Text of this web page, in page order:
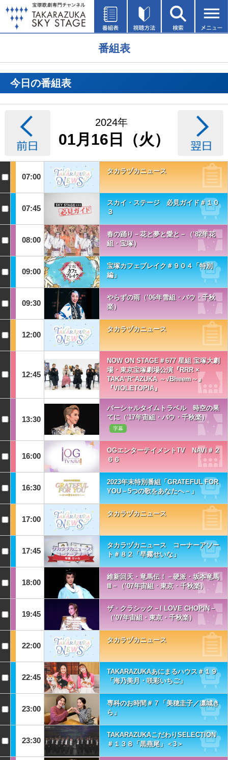
番組表
今日の番組表
2024年
01月16日（火）
07:00
タカラヅカニュース
07:45
スカイ・ステージ 必見ガイド＃１０
３
08:00
春の踊り－花と夢と愛と－（’82年花
組・宝塚）
09:00
宝塚カフェブレイク＃９０４「特別
編」
09:30
やらずの雨（’06年雪組・バウ・千秋
楽）
12:00
タカラヅカニュース
12:45
NOW ON STAGE＃677 星組 宝塚大劇
場・東京宝塚劇場公演『RRR ×
TAKA''R''AZUKA ～√Bheem～』
『VIOLETOPIA』
13:30
パーシャルタイムトラベル 時空の果
てに（'17年宙組・バウ・千秋楽）
字幕
16:00
OGエンターテイメントTV NAVI＃２
６６
16:30
2023年末特別番組「GRATEFUL FOR
YOU－5つの歌をあなたへ－」
17:00
タカラヅカニュース
17:45
タカラヅカニュース コーナーアソー
ト＃８２「早霧せいな」
18:00
維新回天・竜馬伝！－硬派・坂本竜馬
Ⅲ－（’07年宙組・東京・千秋楽）
19:45
ザ・クラシック－I LOVE CHOPIN－
（’07年宙組・東京・千秋楽）
22:00
タカラヅカニュース
22:45
TAKARAZUKAあにまるハウス＃１９
「海乃美月・咲彩いちご」
23:00
専科のお時間＃７「美穂圭子／凛城き
ら」
23:30
TAKARAZUKAこだわりSELECTION
＃１３８「黒燕尾」＜3＞